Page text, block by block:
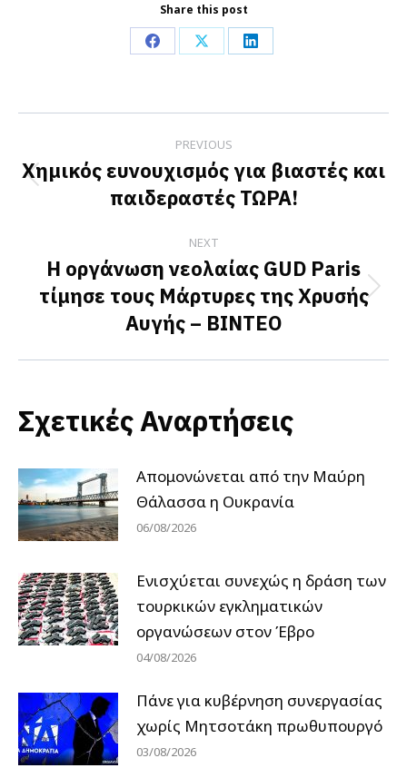
Share this post
Share
Facebook
Share
X
Share
LinkedIn
navigation
PREVIOUS
Previous
post:
Χημικός ευνουχισμός για βιαστές και
παιδεραστές ΤΩΡΑ!
NEXT
Next
post:
Η οργάνωση νεολαίας GUD Paris
τίμησε τους Μάρτυρες της Χρυσής
Αυγής – ΒΙΝΤΕΟ
Σχετικές Αναρτήσεις
Απομονώνεται από την Μαύρη
Θάλασσα η Ουκρανία
06/08/2026
Ενισχύεται συνεχώς η δράση των
τουρκικών εγκληματικών
οργανώσεων στον Έβρο
04/08/2026
Πάνε για κυβέρνηση συνεργασίας
χωρίς Μητσοτάκη πρωθυπουργό
03/08/2026